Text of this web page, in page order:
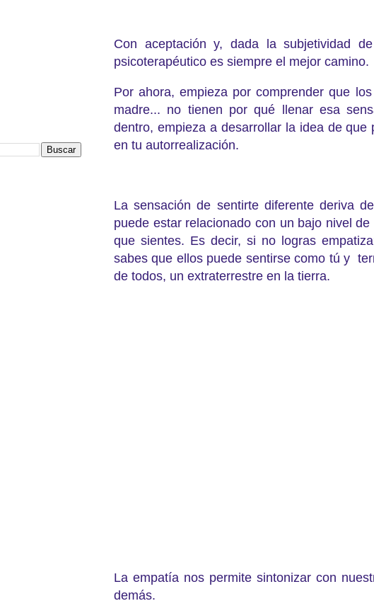
Con aceptación y, dada la subjetividad
psicoterapéutico es siempre el mejor camino.
Por ahora, empieza por comprender que
madre... no tienen por qué llenar esa
dentro, empieza a desarrollar la idea de
en tu autorrealización.
La sensación de sentirte diferente deriva
puede estar relacionado con un bajo nivel
que sientes. Es decir, si no logras
sabes que ellos puede sentirse como tú y
de todos, un extraterrestre en la tierra.
La empatía nos permite sintonizar con
demás.